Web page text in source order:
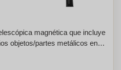
magnética que incluye
objetos/partes metálicos en
alcanzar o están oscuros.